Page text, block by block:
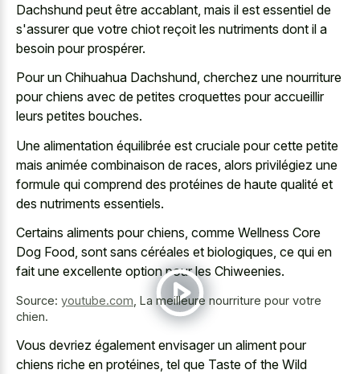
Dachshund peut être accablant, mais il est essentiel de
s'assurer que votre chiot reçoit les nutriments dont il a
besoin pour prospérer.
Pour un Chihuahua Dachshund, cherchez une nourriture
pour chiens avec de petites croquettes pour accueillir
leurs petites bouches.
Une alimentation équilibrée est cruciale pour cette petite
mais animée combinaison de races, alors privilégiez une
formule qui comprend des protéines de haute qualité et
des nutriments essentiels.
Certains aliments pour chiens, comme Wellness Core
Dog Food, sont sans céréales et biologiques, ce qui en
fait une excellente option pour les Chiweenies.
Source: youtube.com La meilleure nourriture pour votre
chien.
Vous devriez également envisager un aliment pour
chiens riche en protéines, tel que Taste of the Wild